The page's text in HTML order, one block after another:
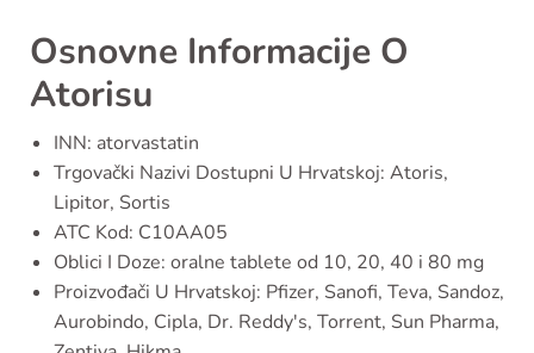
Osnovne Informacije O
Atorisu
INN: atorvastatin
Trgovački Nazivi Dostupni U Hrvatskoj: Atoris,
Lipitor, Sortis
ATC Kod: C10AA05
Oblici I Doze: oralne tablete od 10, 20, 40 i 80 mg
Proizvođači U Hrvatskoj: Pfizer, Sanofi, Teva, Sandoz,
Aurobindo, Cipla, Dr. Reddy's, Torrent, Sun Pharma,